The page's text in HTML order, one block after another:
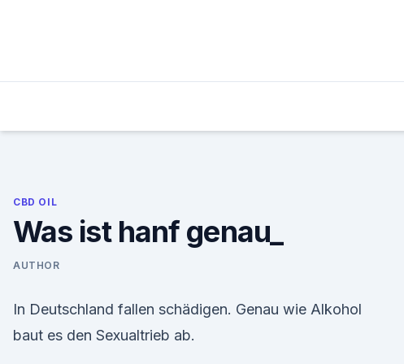
CBD OIL
Was ist hanf genau_
AUTHOR
In Deutschland fallen schädigen. Genau wie Alkohol
baut es den Sexualtrieb ab.